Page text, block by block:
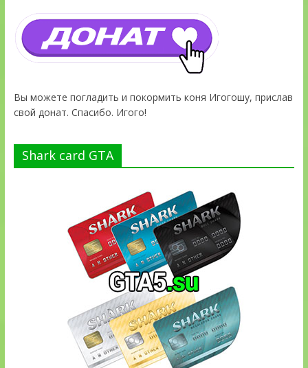
Вы можете погладить и покормить коня Игогошу, прислав
свой донат. Спасибо. Игого!
Shark card GTA